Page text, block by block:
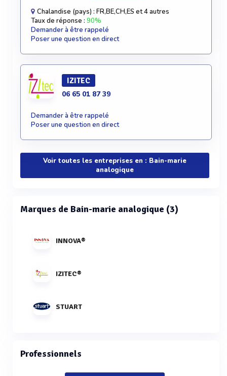
Chalandise (pays) : FR,BE,CH,ES et 4 autres
Taux de réponse : 90%
Demander à être rappelé
Poser une question en direct
IZITEC
06 65 01 87 39
Demander à être rappelé
Poser une question en direct
Voir toutes les entreprises en : Bain-marie
analogique
Marques de Bain-marie analogique (3)
INNOVA®
IZITEC®
STUART
Professionnels